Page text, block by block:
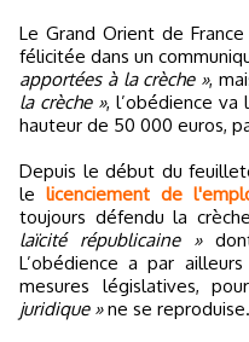
Le Grand Orient de
félicitée dans un
apportées à la crèche »,
la crèche », l’obédience va
hauteur de 50 000 euros,
Depuis le début du
lelicenciement de
toujours défendu la
laïcité républicaine »
L’obédience a par
mesures législatives,
juridique »ne se reproduise.